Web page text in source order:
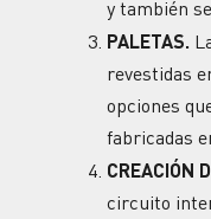
y también
PALETAS.
revestidas
opciones
fabricadas
CREACIÓN
circuito